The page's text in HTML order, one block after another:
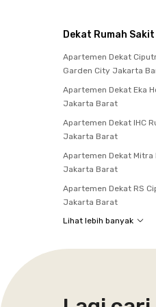
Dekat Rumah Sakit
Apartemen Dekat
Garden City Jakarta
Apartemen Dekat Eka
Jakarta Barat
Apartemen Dekat IHC
Jakarta Barat
Apartemen Dekat Mitra
Jakarta Barat
Apartemen Dekat RS
Jakarta Barat
Lihat lebih banyak